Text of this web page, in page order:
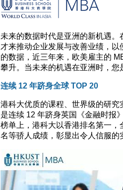
未来的数据时代是亚洲的新机遇
才来推动企业发展与改善业绩，
的数据，近三年来，欧美雇主的
攀升。当未来的机遇在亚洲时，您
连续 12 年跻身全球 TOP 20
港科大优质的课程、世界级的研
是连续 12 年跻身英国《金融时报
榜单上，港科大以香港排名第一
名等骄人成绩，彰显出令人信服的